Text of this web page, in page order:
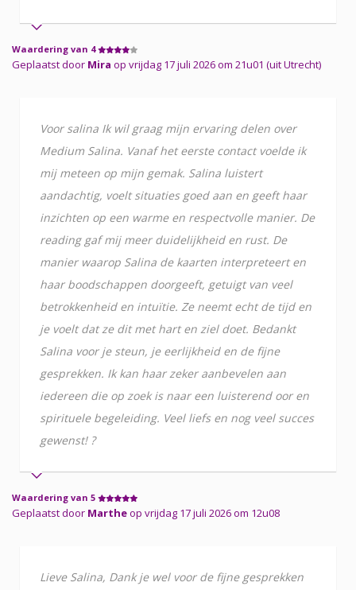
Waardering van 4
Geplaatst door Mira op vrijdag 17 juli 2026 om 21u01 (uit Utrecht)
Voor salina Ik wil graag mijn ervaring delen over
Medium Salina. Vanaf het eerste contact voelde ik
mij meteen op mijn gemak. Salina luistert
aandachtig, voelt situaties goed aan en geeft haar
inzichten op een warme en respectvolle manier. De
reading gaf mij meer duidelijkheid en rust. De
manier waarop Salina de kaarten interpreteert en
haar boodschappen doorgeeft, getuigt van veel
betrokkenheid en intuïtie. Ze neemt echt de tijd en
je voelt dat ze dit met hart en ziel doet. Bedankt
Salina voor je steun, je eerlijkheid en de fijne
gesprekken. Ik kan haar zeker aanbevelen aan
iedereen die op zoek is naar een luisterend oor en
spirituele begeleiding. Veel liefs en nog veel succes
gewenst! ?
Waardering van 5
Geplaatst door Martheop vrijdag 17 juli 2026 om 12u08
Lieve Salina, Dank je wel voor de fijne gesprekken